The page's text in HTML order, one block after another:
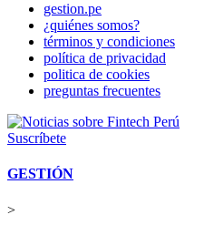
gestion.pe
¿quiénes somos?
términos y condiciones
política de privacidad
politica de cookies
preguntas frecuentes
Suscríbete
GESTIÓN
>